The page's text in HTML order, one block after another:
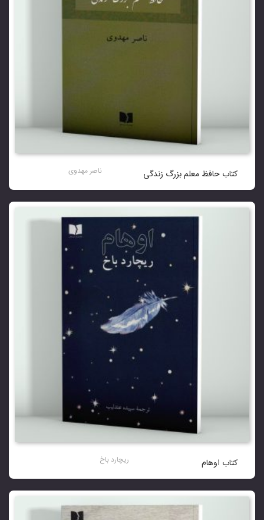
کتاب حافظ معلم بزرگ زندگی ناصر مهدوی
کتاب اوهام ریچارد باخ